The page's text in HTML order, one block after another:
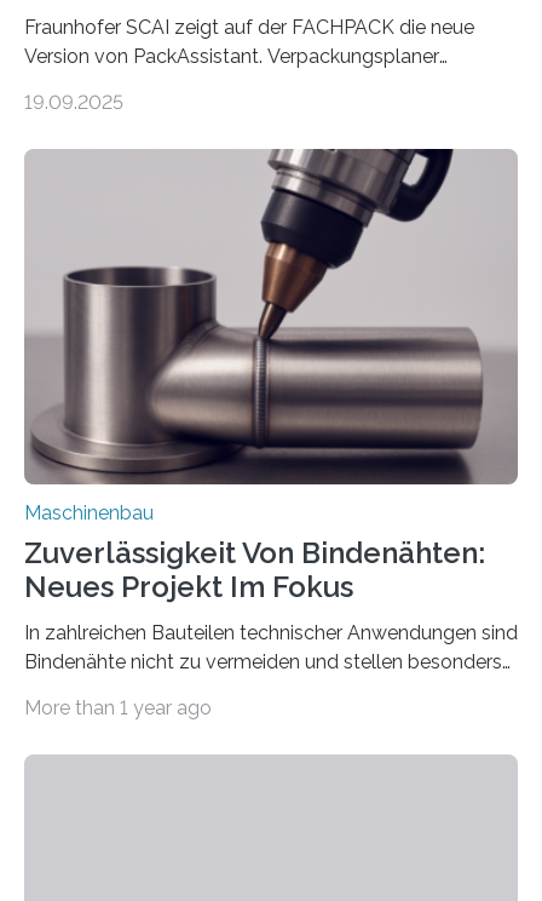
Fraunhofer SCAI zeigt auf der FACHPACK die neue
Version von PackAssistant. Verpackungsplaner
Automobil, Maschinenbau und in der Zulieferindustrie.
Teile als eine Einheit verpacken. Die Anordnung kann
der Benutzer vorgeben und erhält so mehr Kontrolle
über die Positionierung der Bauteile. Die ebenfalls neue
Automatisierungsschnittstelle dient dazu, die Software
besser in spezifische Unternehmensprozesse
einzubinden. Sankt Augustin – Zur Messe FACHPACK
vom 23. bis 25. September in Nürnberg…
19.09.2025
Maschinenbau
Zuverlässigkeit Von Bindenähten:
Neues Projekt Im Fokus
In zahlreichen Bauteilen technischer Anwendungen sind
Bindenähte nicht zu vermeiden und stellen besonders
Matrixmaterials eine große Herausforderung dar.
More than 1 year ago